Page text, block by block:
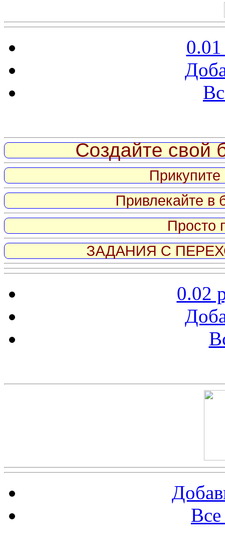
Создайте свой
Привлекайте в
Просто
ЗАДАНИЯ С
0.02